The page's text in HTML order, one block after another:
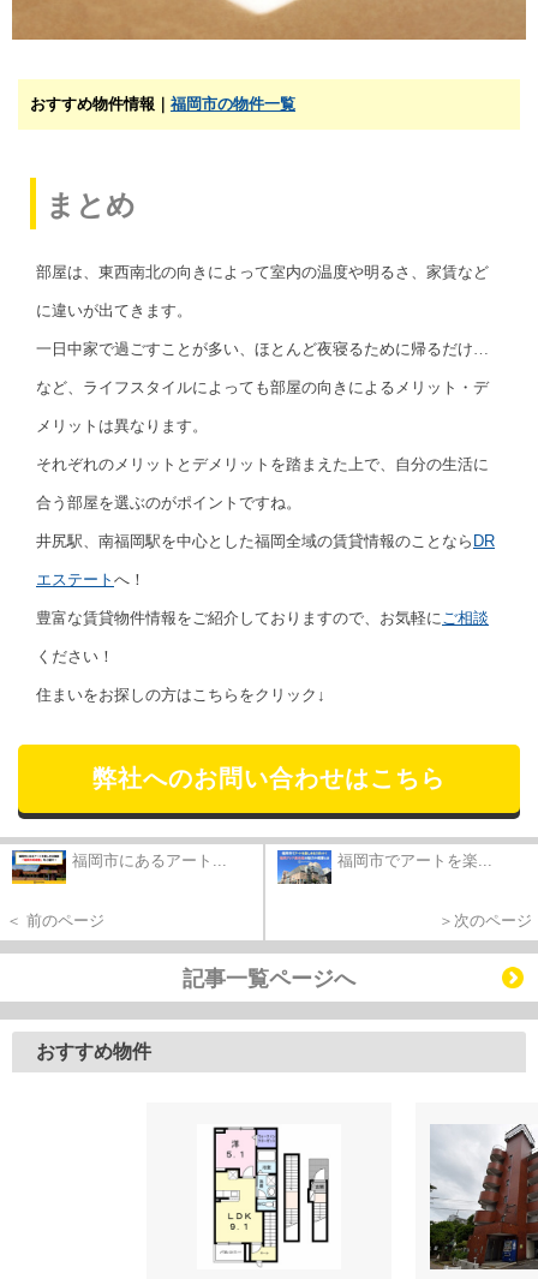
おすすめ物件情報｜ 福岡市の物件一覧
まとめ
部屋は、東西南北の向きによって室内の温度や明るさ、家賃など
に違いが出てきます。
一日中家で過ごすことが多い、ほとんど夜寝るために帰るだけ…
など、ライフスタイルによっても部屋の向きによるメリット・デ
メリットは異なります。
それぞれのメリットとデメリットを踏まえた上で、自分の生活に
合う部屋を選ぶのがポイントですね。
井尻駅、南福岡駅を中心とした福岡全域の賃貸情報のことなら DR
エステート へ！
豊富な賃貸物件情報をご紹介しておりますので、お気軽に ご相談
ください！
住まいをお探しの方はこちらをクリック↓
弊社へのお問い合わせはこちら
福岡市にあるアート...
＜ 前のページ
福岡市でアートを楽...
＞次のページ
記事一覧ページへ
おすすめ物件